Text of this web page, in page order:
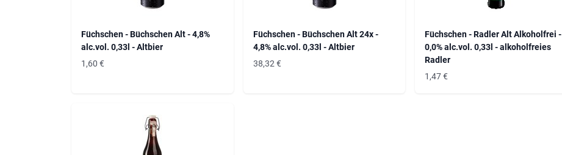
Füchschen - Büchschen Alt - 4,8%
alc.vol. 0,33l - Altbier
1,60 €
Füchschen - Büchschen Alt 24x -
4,8% alc.vol. 0,33l - Altbier
38,32 €
Füchschen - Radler Alt Alkoholfrei -
0,0% alc.vol. 0,33l - alkoholfreies
Radler
1,47€